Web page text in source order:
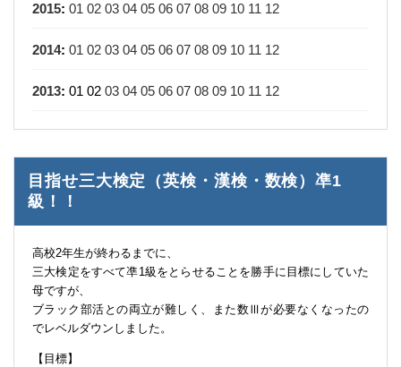
2015: 01 02 03 04 05 06 07 08 09 10 11 12
2014: 01 02 03 04 05 06 07 08 09 10 11 12
2013: 01 02 03 04 05 06 07 08 09 10 11 12
目指せ三大検定（英検・漢検・数検）凖1
級！！
高校2年生が終わるまでに、
三大検定をすべて凖1級をとらせることを勝手に目標にしていた
母ですが、
ブラック部活との両立が難しく、また数Ⅲが必要なくなったの
でレベルダウンしました。
【目標】